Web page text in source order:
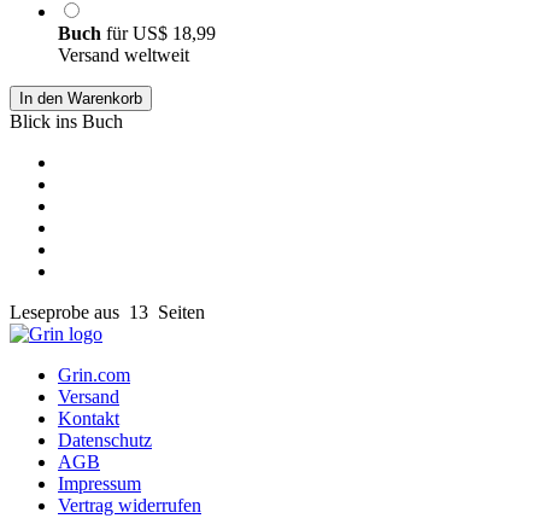
Buch fürUS$ 18,99
Versand weltweit
In den Warenkorb
Blick ins Buch
Leseprobe aus 13 Seiten
Grin.com
Versand
Kontakt
Datenschutz
AGB
Impressum
Vertrag widerrufen